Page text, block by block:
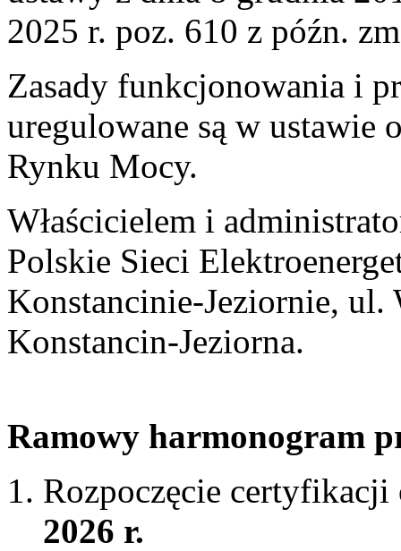
2025 r. poz. 610 z późn.
Zasady funkcjonowania i
uregulowane są w ustawie
Rynku Mocy.
Właścicielem i
Polskie Sieci
Konstancinie-Jeziornie, ul.
Konstancin-Jeziorna.
Ramowy harmonogram
Rozpoczęcie
2026 r.